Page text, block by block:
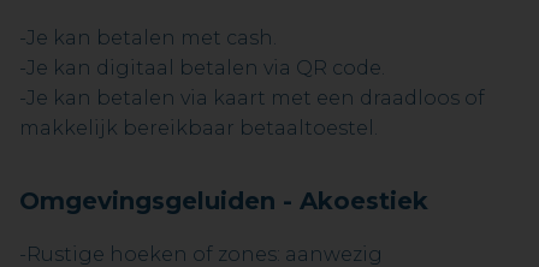
-Je kan betalen met cash.
-Je kan digitaal betalen via QR code.
-Je kan betalen via kaart met een draadloos of
makkelijk bereikbaar betaaltoestel.
Omgevingsgeluiden - Akoestiek
-Rustige hoeken of zones: aanwezig